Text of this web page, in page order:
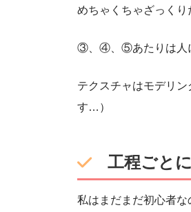
めちゃくちゃざっくり
③、④、⑤あたりは人に
テクスチャはモデリ
す…）
工程ごと
私はまだまだ初心者